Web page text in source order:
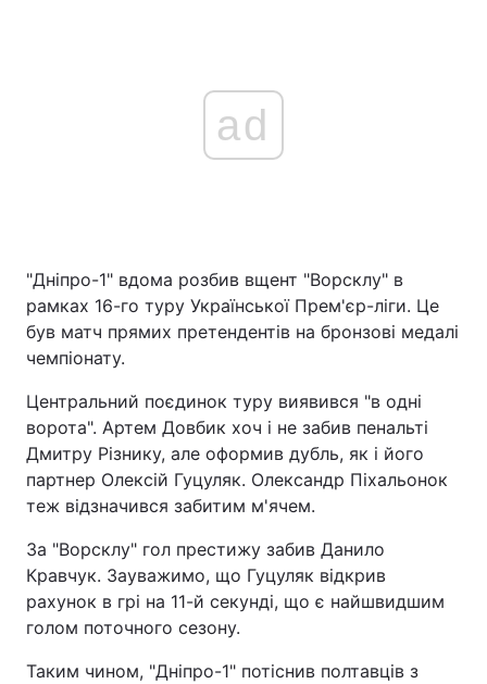
ad
"Дніпро-1" вдома розбив вщент "Ворсклу" в
рамках 16-го туру Української Прем'єр-ліги. Це
був матч прямих претендентів на бронзові медалі
чемпіонату.
Центральний поєдинок туру виявився "в одні
ворота". Артем Довбик хоч і не забив пенальті
Дмитру Різнику, але оформив дубль, як і його
партнер Олексій Гуцуляк. Олександр Піхальонок
теж відзначився забитим м'ячем.
За "Ворсклу" гол престижу забив Данило
Кравчук. Зауважимо, що Гуцуляк відкрив
рахунок в грі на 11-й секунді, що є найшвидшим
голом поточного сезону.
Таким чином, "Дніпро-1" потіснив полтавців з